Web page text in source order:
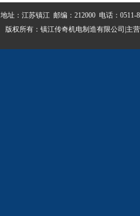
地址：江苏镇江 邮编：212000 电话：0511-
版权所有：镇江传奇机电制造有限公司|主